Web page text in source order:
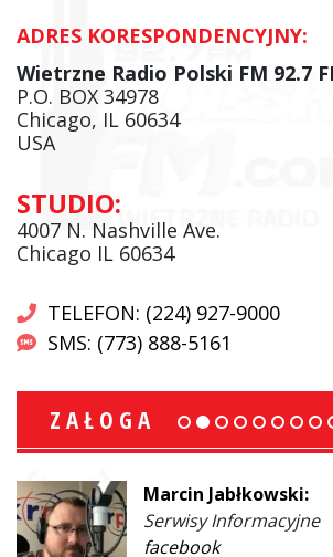
ADRES KORESPONDENCYJNY:
Wietrzne Radio Polski FM 92.7
P.O. BOX 34978
Chicago, IL 60634
USA
STUDIO:
4007 N. Nashville Ave.
Chicago IL 60634
TELEFON: (224) 927-9000
SMS: (773) 888-5161
ZAŁOGA
Marcin Jabłkowski:
Serwisy Informacyjne
facebook